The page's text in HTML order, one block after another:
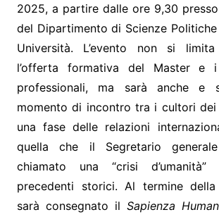
2025, a partire dalle ore 9,30
del Dipartimento di Scienze Politiche
Università. L’evento non si
l’offerta formativa del Master e
professionali, ma sarà anche e
momento di incontro tra i cultori
una fase delle relazioni
quella che il Segretario
chiamato una “crisi
precedenti storici. Al termine della
sarà consegnato il Sapienza